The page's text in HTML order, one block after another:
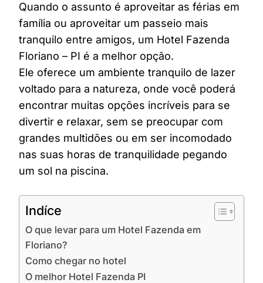
Quando o assunto é aproveitar as férias em
família ou aproveitar um passeio mais
tranquilo entre amigos, um Hotel Fazenda
Floriano – PI é a melhor opção.
Ele oferece um ambiente tranquilo de lazer
voltado para a natureza, onde você poderá
encontrar muitas opções incríveis para se
divertir e relaxar, sem se preocupar com
grandes multidões ou em ser incomodado
nas suas horas de tranquilidade pegando
um sol na piscina.
Indíce
O que levar para um Hotel Fazenda em
Floriano?
Como chegar no hotel
O melhor Hotel Fazenda PI